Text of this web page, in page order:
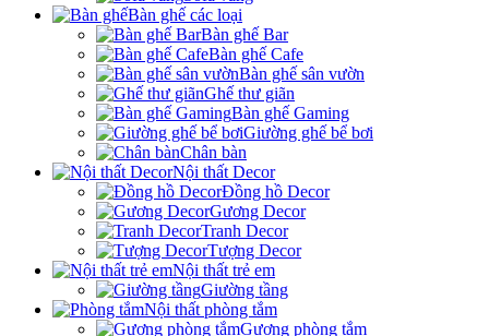
Bàn ghế các loại
Bàn ghế Bar
Bàn ghế Cafe
Bàn ghế sân vườn
Ghế thư giãn
Bàn ghế Gaming
Giường ghế bể bơi
Chân bàn
Nội thất Decor
Đồng hồ Decor
Gương Decor
Tranh Decor
Tượng Decor
Nội thất trẻ em
Giường tầng
Nội thất phòng tắm
Gương phòng tắm